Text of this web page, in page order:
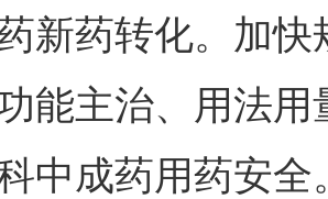
新药转化。加
能主治、用法
中成药用药安全